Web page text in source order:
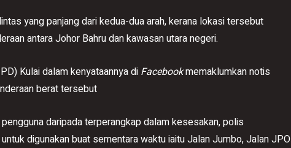
yang panjang dari kedua-dua arah, kerana lokasi tersebut
antara Johor Bahru dan kawasan utara negeri.
Kulai dalam kenyataannya di Facebookmemaklumkan notis
berat tersebut
daripada terperangkap dalam kesesakan, polis
digunakan buat sementara waktu iaitu ​Jalan Jumbo, Jalan JPO